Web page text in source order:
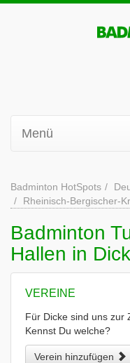
Menü
Badminton HotSpots
Rheinisch-Bergischer-
Badminton
Hallen in
VEREINE
Für Dicke sind uns zur
Kennst Du welche?
Verein hinzufügen